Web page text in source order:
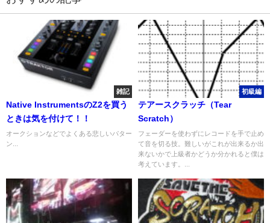
雑記
Native InstrumentsのZ2を買う
ときは気を付けて！！
オークションなどでよくある悲しいパター
ン...
初級編
テアースクラッチ（Tear
Scratch）
フェーダーを使わずにレコードを手で止め
て音を切る技。難しいがこれが出来るか出
来ないかで上級者かどうか分かれると僕は
考えています。...